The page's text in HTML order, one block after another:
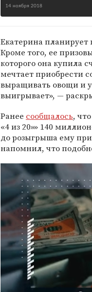
14 ноября 2018
Екатерина
Кроме того, ее
которого она купила
мечтает приобрести
выращивать овощи и
выигрывает», —
Ранее сообщалось,
«4 из 20»» 140
до розыгрыша ему
напомнил, что